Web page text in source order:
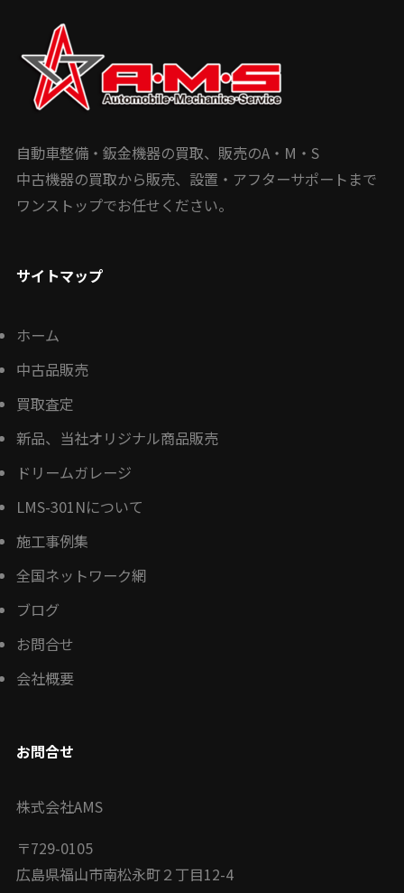
自動車整備・鈑金機器の買取、販売のA・M・S
中古機器の買取から販売、設置・アフターサポートまで
ワンストップでお任せください。
サイトマップ
ホーム
中古品販売
買取査定
新品、当社オリジナル商品販売
ドリームガレージ
LMS-301Nについて
施工事例集
全国ネットワーク網
ブログ
お問合せ
会社概要
お問合せ
株式会社AMS
〒729-0105
広島県福山市南松永町２丁目12-4